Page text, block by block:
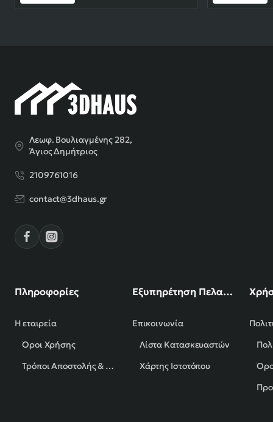
Λεωφ. Βουλιαγμένης 282,
Άγιος Δημήτριος
2109761016
contact@3dhaus.gr
Πληροφορίες
Η εταιρεία
Όροι Χρήσης
Τρόποι Αποστολής & Πληρωμής
Εξυπηρέτηση Πελατών
Επικοινωνία
Λίστα Κατασκευαστών
Χάρτης Ιστοτόπου